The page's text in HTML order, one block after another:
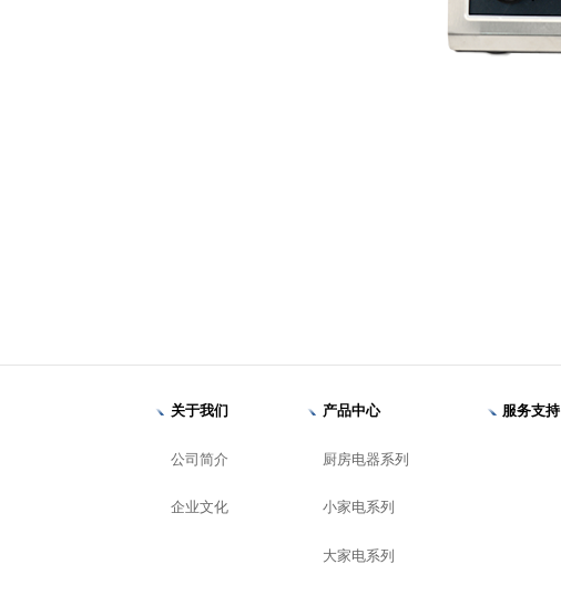
关于我们
公司简介
企业文化
产品中心
厨房电器系列
小家电系列
大家电系列
服务支持